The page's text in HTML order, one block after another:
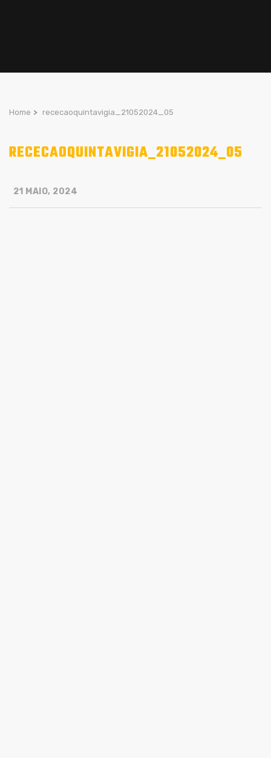
Home > rececaoquintavigia_21052024_05
RECECAOQUINTAVIGIA_21052024_05
21 MAIO, 2024